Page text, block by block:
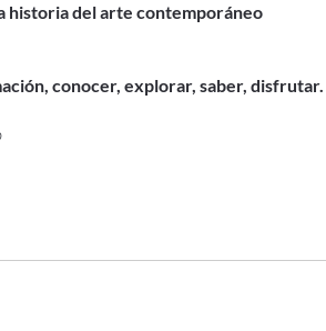
historia del arte contemporáneo
conocer, explorar, saber, disfrutar.